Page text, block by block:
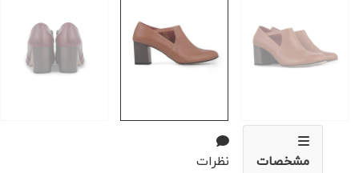
مشخصات نظرات